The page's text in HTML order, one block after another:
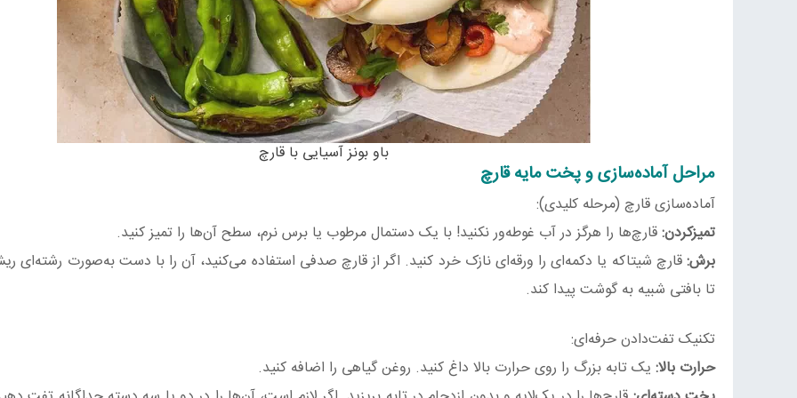
باو بونز آسیایی با قارچ
مراحل آماده‌سازی و پخت مایه قارچ
آماده‌سازی قارچ (مرحله کلیدی):
تمیزکردن:قارچ‌ها را هرگز در آب غوطه‌ور نکنید! با یک دستمال مرطوب یا برس نرم، سطح آن‌ها را تمیز کنید.
برش:قارچ شیتاکه یا دکمه‌ای را ورقه‌ای نازک خرد کنید. اگر از قارچ صدفی استفاده می‌کنید، آن را با دست به‌صورت رشته‌ای
تا بافتی شبیه به گوشت پیدا کند.
تکنیک تفت‌دادن حرفه‌ای:
حرارت بالا: یک تابه بزرگ را روی حرارت بالا داغ کنید. روغن گیاهی را اضافه کنید.